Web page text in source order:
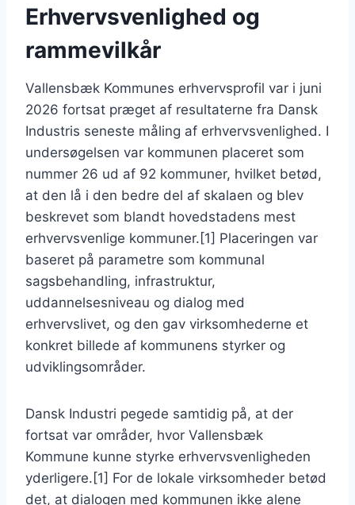
Erhvervsvenlighed og
rammevilkår
Vallensbæk Kommunes erhvervsprofil var i juni
2026 fortsat præget af resultaterne fra Dansk
Industris seneste måling af erhvervsvenlighed. I
undersøgelsen var kommunen placeret som
nummer 26 ud af 92 kommuner, hvilket betød,
at den lå i den bedre del af skalaen og blev
beskrevet som blandt hovedstadens mest
erhvervsvenlige kommuner.[1] Placeringen var
baseret på parametre som kommunal
sagsbehandling, infrastruktur,
uddannelsesniveau og dialog med
erhvervslivet, og den gav virksomhederne et
konkret billede af kommunens styrker og
udviklingsområder.
Dansk Industri pegede samtidig på, at der
fortsat var områder, hvor Vallensbæk
Kommune kunne styrke erhvervsvenligheden
yderligere.[1] For de lokale virksomheder betød
det, at dialogen med kommunen ikke alene